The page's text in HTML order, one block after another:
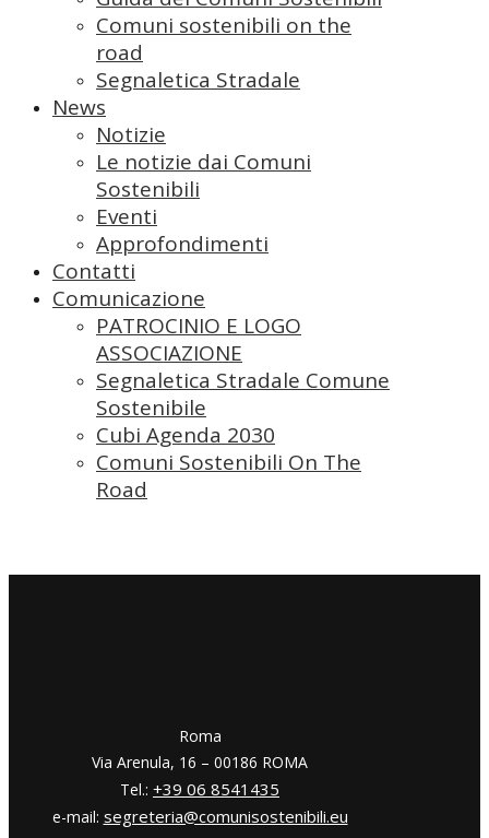
Comuni sostenibili on the
road
Segnaletica Stradale
News
Notizie
Le notizie dai Comuni
Sostenibili
Eventi
Approfondimenti
Contatti
Comunicazione
PATROCINIO E LOGO
ASSOCIAZIONE
Segnaletica Stradale Comune
Sostenibile
Cubi Agenda 2030
Comuni Sostenibili On The
Road
​​Roma
Via Arenula, 16 – 00186 ROMA
Tel.: +39 06 8541435
e-mail: segreteria@comunisostenibili.eu